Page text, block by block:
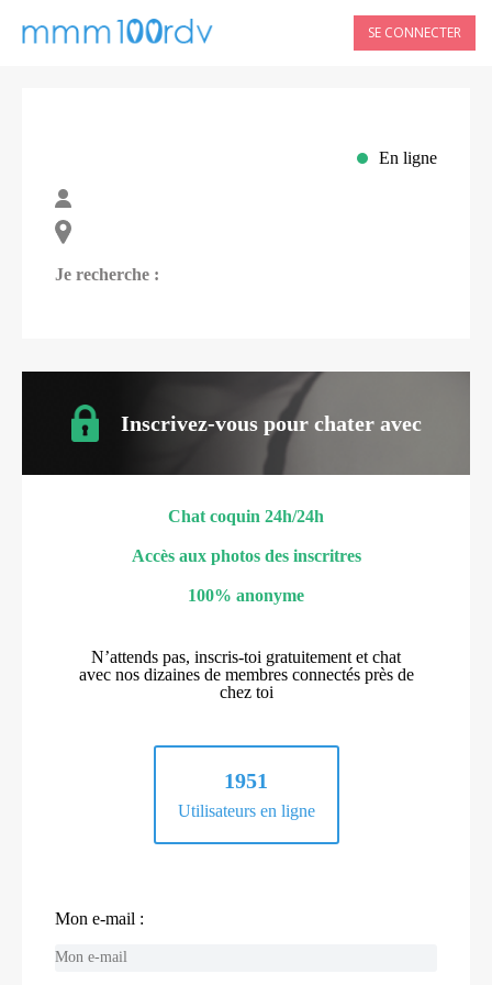
SE CONNECTER
En ligne
Je recherche :
Inscrivez-vous pour chater avec
Chat coquin 24h/24h
Accès aux photos des inscritres
100% anonyme
N’attends pas, inscris-toi gratuitement et chat
avec nos dizaines de membres connectés près de
chez toi
1951
Utilisateurs en ligne
Mon e-mail :